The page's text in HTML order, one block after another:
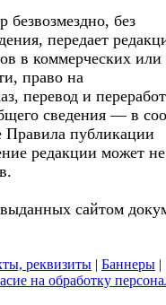
безвозмездно, без
передает
в коммерческих или
право на
перевод и
сведения — в
публикации
редакции может не
сайтом
реквизиты | Баннеры |
на обработку